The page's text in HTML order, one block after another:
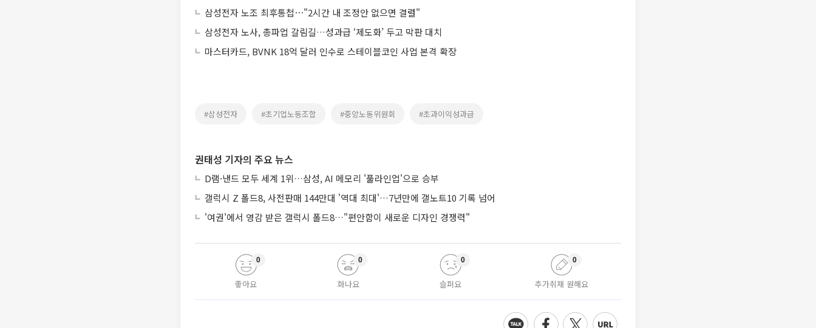
삼성전자 노조 최후통첩⋯"2시간 내 조정안 없으면 결렬"
삼성전자 노사, 총파업 갈림길…성과급 ‘제도화’ 두고 막판 대치
마스터카드, BVNK 18억 달러 인수로 스테이블코인 사업 본격 확장
#삼성전자 #초기업노동조합 #중앙노동위원회 #초과이익성과급
권태성 기자의 주요 뉴스
D램·낸드 모두 세계 1위…삼성, AI 메모리 '풀라인업'으로 승부
갤럭시 Z 폴드8, 사전판매 144만대 '역대 최대'…7년만에 갤노트10 기록 넘어
'여권'에서 영감 받은 갤럭시 폴드8…"편안함이 새로운 디자인 경쟁력"
좋아요
0
화나요
0
슬퍼요
0
추가취재 원해요
0